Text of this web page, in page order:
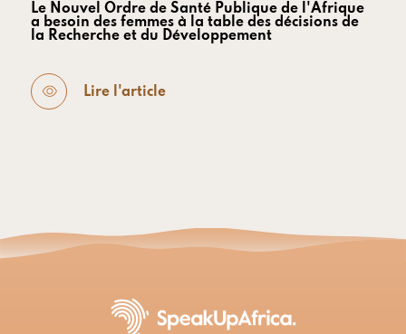
Le Nouvel Ordre de Santé Publique de l'Afrique
a besoin des femmes à la table des décisions de
la Recherche et du Développement
Lire l'article